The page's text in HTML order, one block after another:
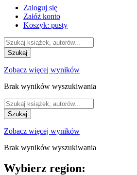
Zaloguj się
Załóż konto
Koszyk: pusty
Szukaj
Zobacz więcej wyników
Brak wyników wyszukiwania
Szukaj
Zobacz więcej wyników
Brak wyników wyszukiwania
Wybierz region: